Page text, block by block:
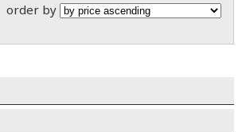
order by